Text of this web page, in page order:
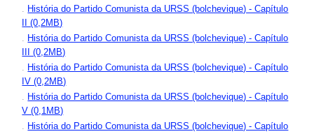
. História do Partido Comunista da URSS (bolchevique) - Capítulo
II (0,2MB)
. História do Partido Comunista da URSS (bolchevique) - Capítulo
III (0,2MB)
. História do Partido Comunista da URSS (bolchevique) - Capítulo
IV (0,2MB)
. História do Partido Comunista da URSS (bolchevique) - Capítulo
V (0,1MB)
. História do Partido Comunista da URSS (bolchevique) - Capítulo